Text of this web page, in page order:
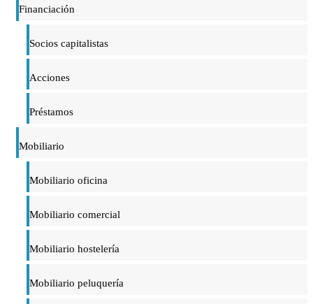
Financiación
Socios capitalistas
Acciones
Préstamos
Mobiliario
Mobiliario oficina
Mobiliario comercial
Mobiliario hostelería
Mobiliario peluquería